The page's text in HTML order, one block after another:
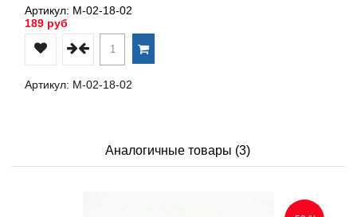
Артикул: М-02-18-02
189 руб
Артикул: М-02-18-02
Аналогичные товары (3)